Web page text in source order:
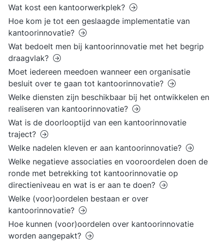
Wat kost een kantoorwerkplek?
Hoe kom je tot een geslaagde implementatie van
kantoorinnovatie?
Wat bedoelt men bij kantoorinnovatie met het begrip
draagvlak?
Moet iedereen meedoen wanneer een organisatie
besluit over te gaan tot kantoorinnovatie?
Welke diensten zijn beschikbaar bij het ontwikkelen en
realiseren van kantoorinnovatie?
Wat is de doorlooptijd van een kantoorinnovatie
traject?
Welke nadelen kleven er aan kantoorinnovatie?
Welke negatieve associaties en vooroordelen doen de
ronde met betrekking tot kantoorinnovatie op
directieniveau en wat is er aan te doen?
Welke (voor)oordelen bestaan er over
kantoorinnovatie?
Hoe kunnen (voor)oordelen over kantoorinnovatie
worden aangepakt?